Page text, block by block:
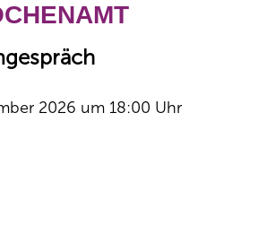
2026 um 18:00 Uhr